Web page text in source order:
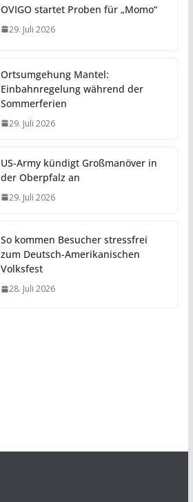
OVIGO startet Proben für „Momo“
29. Juli 2026
Ortsumgehung Mantel:
Einbahnregelung während der
Sommerferien
29. Juli 2026
US-Army kündigt Großmanöver in
der Oberpfalz an
29. Juli 2026
So kommen Besucher stressfrei
zum Deutsch-Amerikanischen
Volksfest
28. Juli 2026